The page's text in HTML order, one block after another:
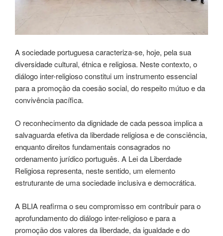
A sociedade portuguesa caracteriza-se, hoje, pela sua
diversidade cultural, étnica e religiosa. Neste contexto, o
diálogo inter-religioso constitui um instrumento essencial
para a promoção da coesão social, do respeito mútuo e da
convivência pacífica.
O reconhecimento da dignidade de cada pessoa implica a
salvaguarda efetiva da liberdade religiosa e de consciência,
enquanto direitos fundamentais consagrados no
ordenamento jurídico português. A Lei da Liberdade
Religiosa representa, neste sentido, um elemento
estruturante de uma sociedade inclusiva e democrática.
A BLIA reafirma o seu compromisso em contribuir para o
aprofundamento do diálogo inter-religioso e para a
promoção dos valores da liberdade, da igualdade e do